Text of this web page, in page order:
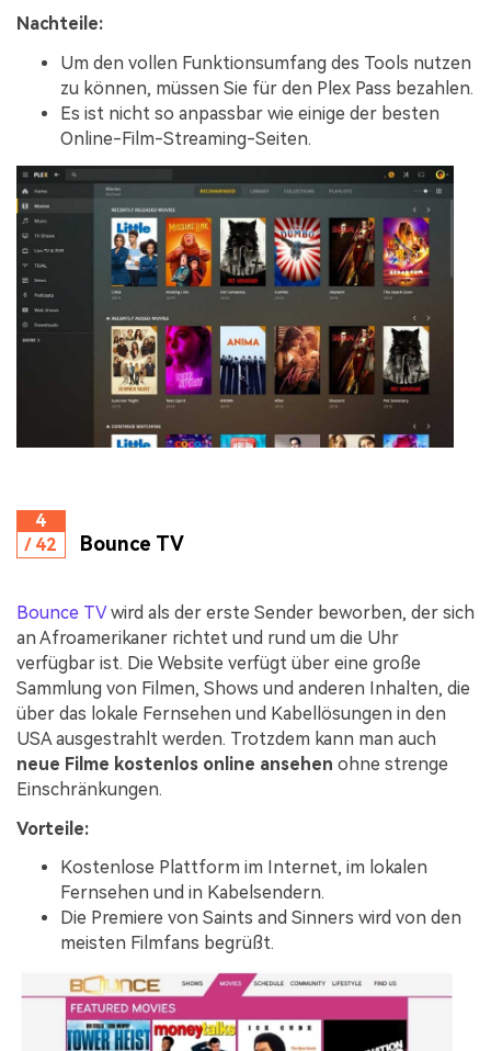
Nachteile:
Um den vollen Funktionsumfang des Tools nutzen
zu können, müssen Sie für den Plex Pass bezahlen.
Es ist nicht so anpassbar wie einige der besten
Online-Film-Streaming-Seiten.
4
/ 42
Bounce TV
Bounce TVwird als der erste Sender beworben, der sich
an Afroamerikaner richtet und rund um die Uhr
verfügbar ist. Die Website verfügt über eine große
Sammlung von Filmen, Shows und anderen Inhalten, die
über das lokale Fernsehen und Kabellösungen in den
USA ausgestrahlt werden. Trotzdem kann man auch
neue Filme kostenlos online ansehen ohne strenge
Einschränkungen.
Vorteile:
Kostenlose Plattform im Internet, im lokalen
Fernsehen und in Kabelsendern.
Die Premiere von Saints and Sinners wird von den
meisten Filmfans begrüßt.